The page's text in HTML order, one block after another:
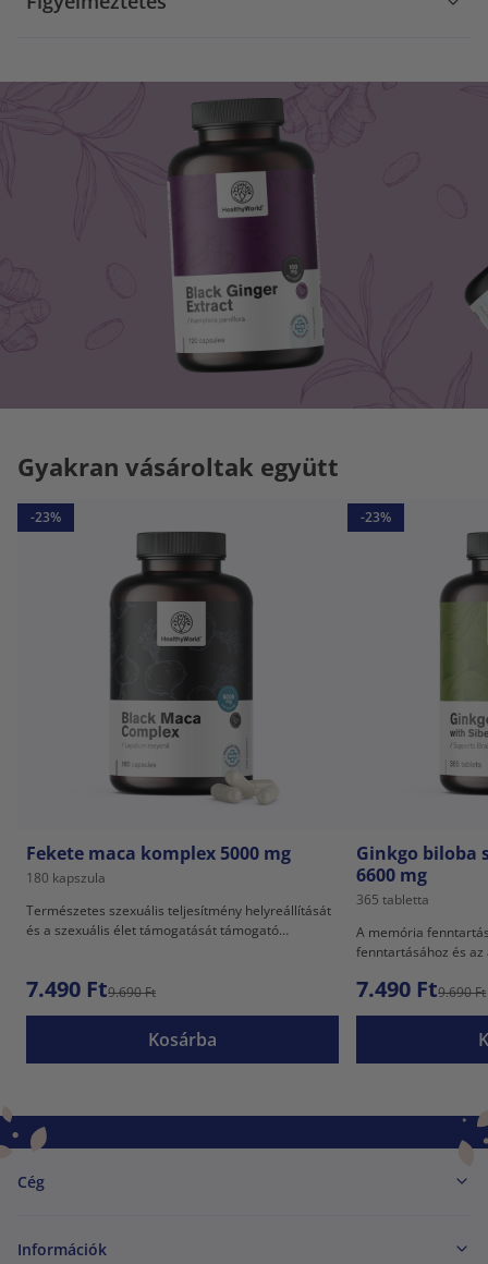
Gyakran vásároltak együtt
-23%
Fekete maca komplex 5000 mg
180 kapszula
Természetes szexuális teljesítmény helyreállítását
és a szexuális élet támogatását támogató
7.490 Ft9.690 Ft
Kosárba
-23%
Ginkgo biloba
6600 mg
365 tabletta
A memória
fenntartásához és
7.490 Ft9.690 Ft
Cég
Információk